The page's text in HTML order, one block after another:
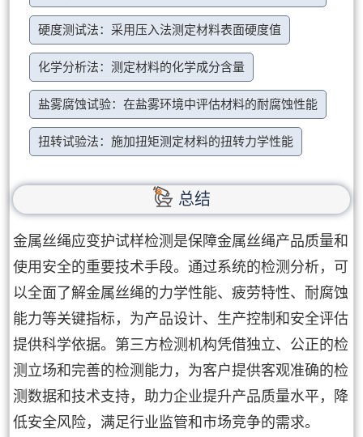
硬度测试法：采用压入法测定材料表面硬度值
化学分析法：测定材料的化学成分含量
盐雾腐蚀试验：在盐雾环境中评估材料的耐腐蚀性能
扭转试验法：施加扭矩测定材料的扭转力学性能
总结
金属丝绳应变护试样检测是保障金属丝绳产品质量和
使用安全的重要技术手段。通过系统的检测分析，可
以全面了解金属丝绳的力学性能、疲劳特性、耐腐蚀
能力等关键指标，为产品设计、生产控制和安全评估
提供科学依据。第三方检测机构凭借独立、公正的检
测立场和完善的检测能力，为客户提供客观准确的检
测数据和技术支持，助力企业提升产品质量水平，降
低安全风险，满足行业监管和市场竞争的需求。